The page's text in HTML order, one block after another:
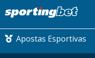
Apostas Esportivas